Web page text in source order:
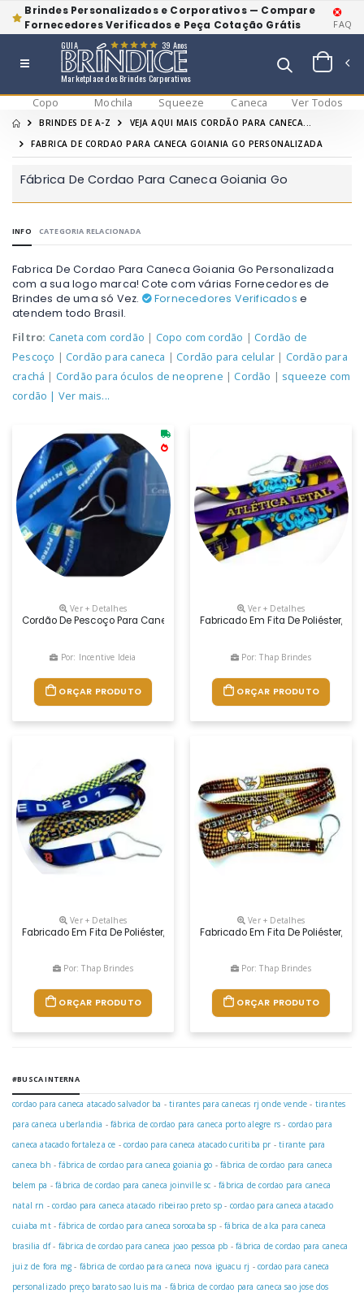
Brindes Personalizados e Corporativos — Compare
Fornecedores Verificados e Peça Cotação Grátis
FAQ
Marketplace dos Brindes Corporativos
GUIA 39 Anos
Copo Mochila Squeeze Caneca Ver Todos
BRINDES DE A-Z
VEJA AQUI MAIS CORDÃO PARA CANECA...
FABRICA DE CORDAO PARA CANECA GOIANIA GO PERSONALIZADA
Fábrica De Cordao Para Caneca Goiania Go
INFO CATEGORIA RELACIONADA
Fabrica De Cordao Para Caneca Goiania Go Personalizada
com a sua logo marca! Cote com várias Fornecedores de
Brindes de uma só Vez.
Fornecedores Verificados e
atendem todo Brasil.
Filtro: Caneta com cordão | Copo com cordão | Cordão de
Pescoço | Cordão para caneca | Cordão para celular | Cordão para
crachá | Cordão para óculos de neoprene | Cordão | squeeze com
cordão | Ver mais...
Ver + Detalhes
Cordão De Pescoço Para Canecas, Cordão Para Copos, Cordão Para
Por: Incentive Ideia
ORÇAR PRODUTO
Ver + Detalhes
Fabricado Em Fita De Poliéster,
Por: Thap Brindes
ORÇAR PRODUTO
Ver + Detalhes
Fabricado Em Fita De Poliéster, Acetinada, Estampado Dos 2 Lados,
Por: Thap Brindes
ORÇAR PRODUTO
Ver + Detalhes
Fabricado Em Fita De Poliéster,
Por: Thap Brindes
ORÇAR PRODUTO
#BUSCA INTERNA
cordao para caneca atacado salvador ba -tirantes para canecas rj onde vende - tirantes
para caneca uberlandia -fábrica de cordao para caneca porto alegre rs - cordao para
caneca atacado fortaleza ce -cordao para caneca atacado curitiba pr -tirante para
caneca bh -fábrica de cordao para caneca goiania go -fábrica de cordao para caneca
belem pa -fábrica de cordao para caneca joinville sc -fábrica de cordao para caneca
natal rn -cordao para caneca atacado ribeirao preto sp - cordao para caneca atacado
cuiaba mt-fábrica de cordao para caneca sorocaba sp -fábrica de alca para caneca
brasilia df- fábrica de cordao para caneca joao pessoa pb -fábrica de cordao para caneca
juiz de fora mg - fábrica de cordao para caneca nova iguacu rj -cordao para caneca
personalizado preço barato sao luis ma -fábrica de cordao para caneca sao jose dos